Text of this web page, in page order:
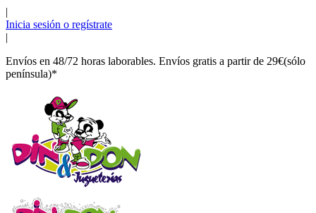
|
Inicia sesión o regístrate
|
Envíos en 48/72 horas laborables. Envíos gratis a partir de 29€(sólo
península)*